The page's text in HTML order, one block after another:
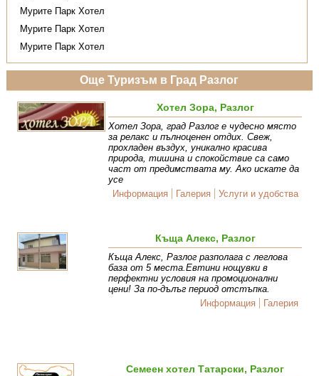
Мурите Парк Хотел
Мурите Парк Хотел
Мурите Парк Хотел
Още Туризъм в Град Разлог
Хотел Зора, Разлог
Хотел Зора, град Разлог е чудесно място
за релакс и пълноценен отдих. Свеж,
прохладен въздух, уникално красива
природа, тишина и спокойствие са само
част от предимствата му. Ако искате да
усе
Информация
Галерия Услуги и удобства
Къща Алекс, Разлог
Къща Алекс, Разлог разполага с леглова
база от 5 места.Евтини нощувки в
перфектни условия на промоционални
цени! За по-дълъг период отстъпка.
Информация
Галерия
Семеен хотел Татарски, Разлог